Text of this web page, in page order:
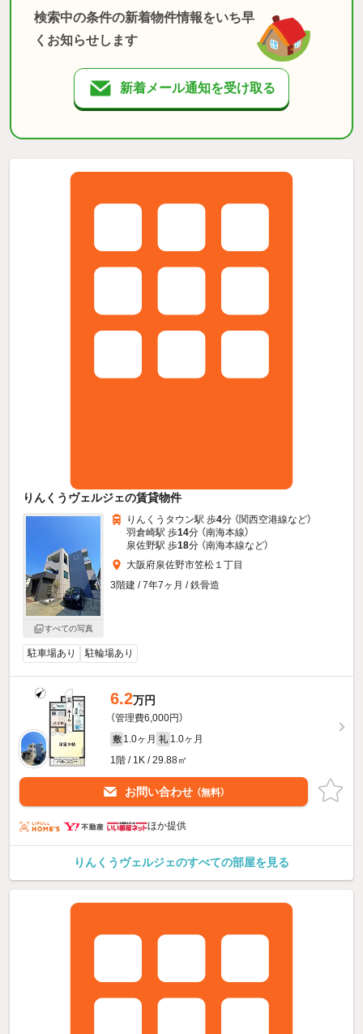
検索中の条件の新着物件情報をいち早
くお知らせします
新着メール通知を受け取る
りんくうヴェルジェの賃貸物件
すべての写真
りんくうタウン駅 歩4分 （関西空港線など）
羽倉崎駅 歩14分 （南海本線）
泉佐野駅 歩18分 （南海本線など）
大阪府泉佐野市笠松１丁目
3階建 / 7年7ヶ月 / 鉄骨造
駐車場あり 駐輪場あり
6.2万円
（管理費6,000円）
敷 1.0ヶ月 礼 1.0ヶ月
1階 / 1K / 29.88㎡
お問い合わせ （無料）
ほか提供
りんくうヴェルジェのすべての部屋を見る